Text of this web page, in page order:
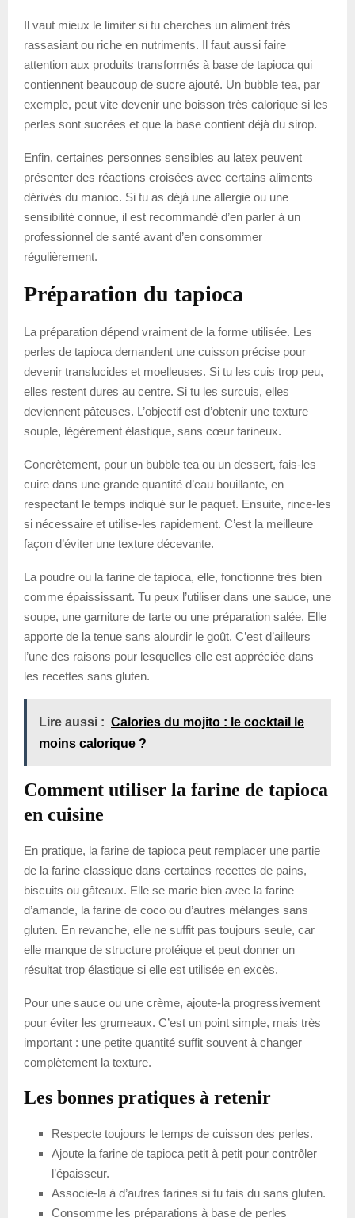
Il vaut mieux le limiter si tu cherches un aliment très
rassasiant ou riche en nutriments. Il faut aussi faire
attention aux produits transformés à base de tapioca qui
contiennent beaucoup de sucre ajouté. Un bubble tea, par
exemple, peut vite devenir une boisson très calorique si les
perles sont sucrées et que la base contient déjà du sirop.
Enfin, certaines personnes sensibles au latex peuvent
présenter des réactions croisées avec certains aliments
dérivés du manioc. Si tu as déjà une allergie ou une
sensibilité connue, il est recommandé d’en parler à un
professionnel de santé avant d’en consommer
régulièrement.
Préparation du tapioca
La préparation dépend vraiment de la forme utilisée. Les
perles de tapioca demandent une cuisson précise pour
devenir translucides et moelleuses. Si tu les cuis trop peu,
elles restent dures au centre. Si tu les surcuis, elles
deviennent pâteuses. L’objectif est d’obtenir une texture
souple, légèrement élastique, sans cœur farineux.
Concrètement, pour un bubble tea ou un dessert, fais-les
cuire dans une grande quantité d’eau bouillante, en
respectant le temps indiqué sur le paquet. Ensuite, rince-les
si nécessaire et utilise-les rapidement. C’est la meilleure
façon d’éviter une texture décevante.
La poudre ou la farine de tapioca, elle, fonctionne très bien
comme épaississant. Tu peux l’utiliser dans une sauce, une
soupe, une garniture de tarte ou une préparation salée. Elle
apporte de la tenue sans alourdir le goût. C’est d’ailleurs
l’une des raisons pour lesquelles elle est appréciée dans
les recettes sans gluten.
Lire aussi : Calories du mojito : le cocktail le
moins calorique ?
Comment utiliser la farine de tapioca
en cuisine
En pratique, la farine de tapioca peut remplacer une partie
de la farine classique dans certaines recettes de pains,
biscuits ou gâteaux. Elle se marie bien avec la farine
d’amande, la farine de coco ou d’autres mélanges sans
gluten. En revanche, elle ne suffit pas toujours seule, car
elle manque de structure protéique et peut donner un
résultat trop élastique si elle est utilisée en excès.
Pour une sauce ou une crème, ajoute-la progressivement
pour éviter les grumeaux. C’est un point simple, mais très
important : une petite quantité suffit souvent à changer
complètement la texture.
Les bonnes pratiques à retenir
Respecte toujours le temps de cuisson des perles.
Ajoute la farine de tapioca petit à petit pour contrôler
l’épaisseur.
Associe-la à d’autres farines si tu fais du sans gluten.
Consomme les préparations à base de perles